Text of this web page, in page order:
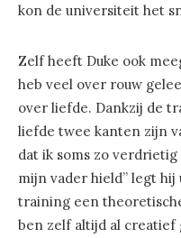
kon de universiteit het
Zelf heeft Duke ook
heb veel over rouw
over liefde. Dankzij de
liefde twee kanten zijn
dat ik soms zo
mijn vader hield” legt hij
training een
ben zelf altijd al creatief